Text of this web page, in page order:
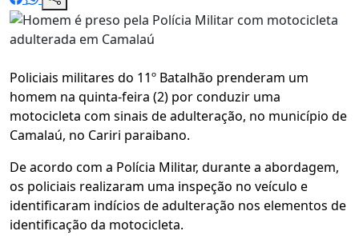
Policiais militares do 11º Batalhão prenderam um
homem na quinta-feira (2) por conduzir uma
motocicleta com sinais de adulteração, no município de
Camalaú, no Cariri paraibano.
De acordo com a Polícia Militar, durante a abordagem,
os policiais realizaram uma inspeção no veículo e
identificaram indícios de adulteração nos elementos de
identificação da motocicleta.